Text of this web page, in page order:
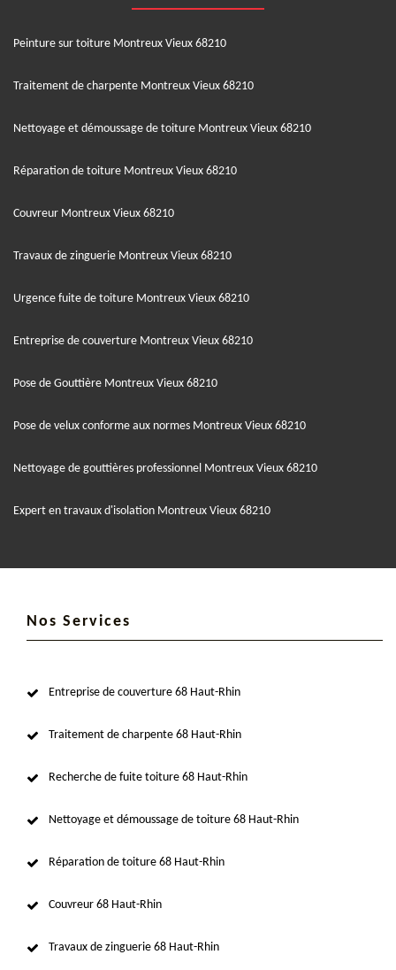
Peinture sur toiture Montreux Vieux 68210
Traitement de charpente Montreux Vieux 68210
Nettoyage et démoussage de toiture Montreux Vieux 68210
Réparation de toiture Montreux Vieux 68210
Couvreur Montreux Vieux 68210
Travaux de zinguerie Montreux Vieux 68210
Urgence fuite de toiture Montreux Vieux 68210
Entreprise de couverture Montreux Vieux 68210
Pose de Gouttière Montreux Vieux 68210
Pose de velux conforme aux normes Montreux Vieux 68210
Nettoyage de gouttières professionnel Montreux Vieux 68210
Expert en travaux d'isolation Montreux Vieux 68210
Nos Services
Entreprise de couverture 68 Haut-Rhin
Traitement de charpente 68 Haut-Rhin
Recherche de fuite toiture 68 Haut-Rhin
Nettoyage et démoussage de toiture 68 Haut-Rhin
Réparation de toiture 68 Haut-Rhin
Couvreur 68 Haut-Rhin
Travaux de zinguerie 68 Haut-Rhin